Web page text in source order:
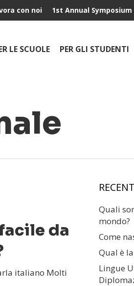
con noi 1st Annual Symposium
LE SCUOLE PER GLI STUDENTI
da
italiano Molti
Quali
mondo?
Come
Qual è
Lingue